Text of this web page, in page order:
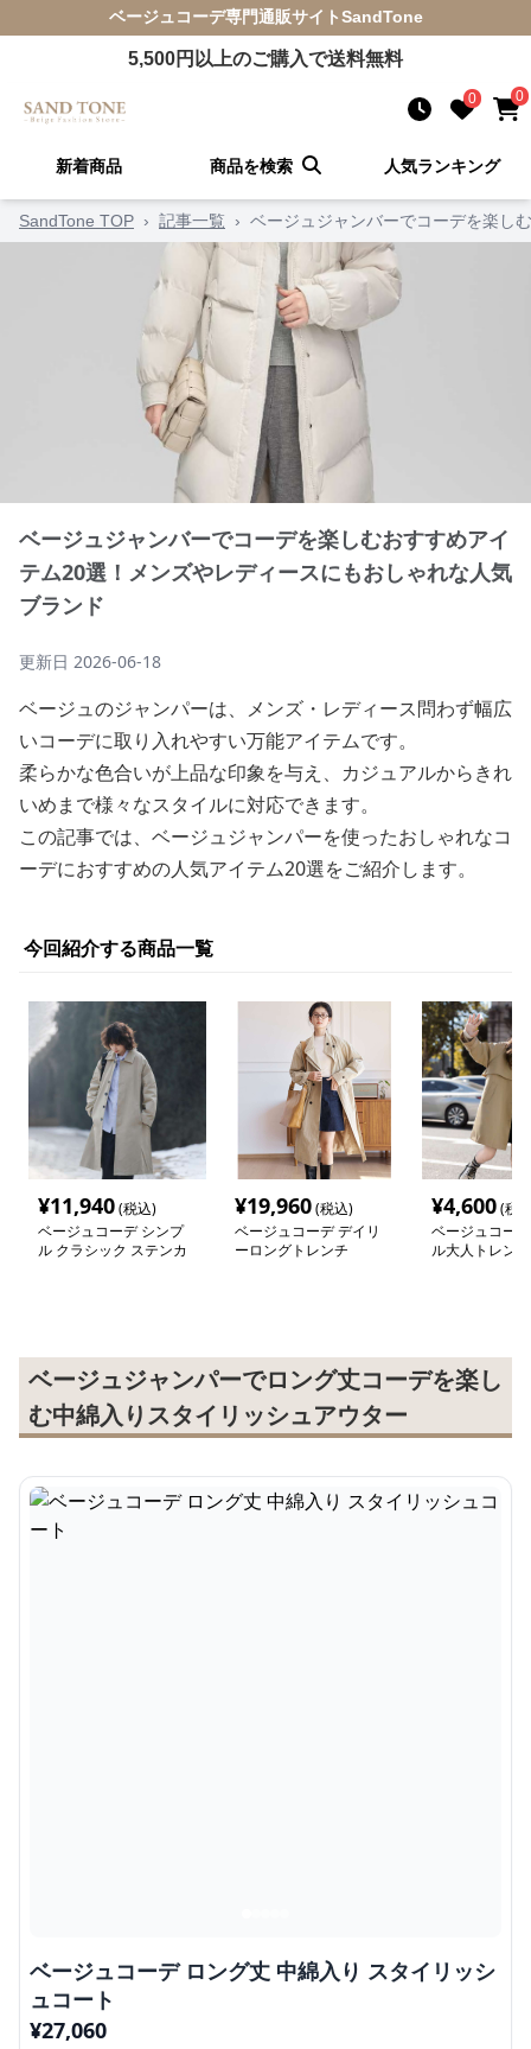
ベージュコーデ専門通販サイトSandTone
5,500円以上のご購入で送料無料
0 0
新着商品 商品を検索 人気ランキング
SandTone TOP › 記事一覧 › ベージュジャンバーでコーデを楽し
ベージュジャンバーでコーデを楽しむおすすめアイ
テム20選！メンズやレディースにもおしゃれな人気
ブランド
更新日 2026-06-18
ベージュのジャンパーは、メンズ・レディース問わず幅広
いコーデに取り入れやすい万能アイテムです。
柔らかな色合いが上品な印象を与え、カジュアルからきれ
いめまで様々なスタイルに対応できます。
この記事では、ベージュジャンパーを使ったおしゃれなコ
ーデにおすすめの人気アイテム20選をご紹介します。
今回紹介する商品一覧
¥11,940(税込)
ベージュコーデ シンプ
ル クラシック ステンカ
¥19,960(税込)
ベージュコーデ デイリ
ーロングトレンチ
¥4,600(税
ベージュコー
ル大人トレン
ベージュジャンパーでロング丈コーデを楽し
む中綿入りスタイリッシュアウター
ベージュコーデ ロング丈 中綿入り スタイリッシ
ュコート
¥27,060